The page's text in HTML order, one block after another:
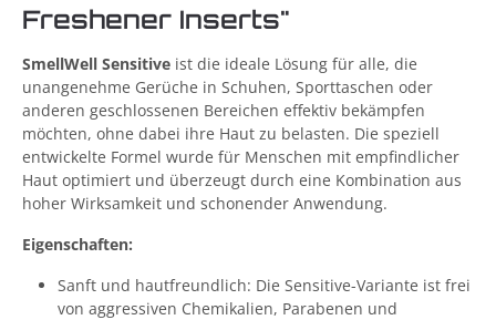
Freshener Inserts"
SmellWell Sensitive ist die ideale Lösung für alle, die
unangenehme Gerüche in Schuhen, Sporttaschen oder
anderen geschlossenen Bereichen effektiv bekämpfen
möchten, ohne dabei ihre Haut zu belasten. Die speziell
entwickelte Formel wurde für Menschen mit empfindlicher
Haut optimiert und überzeugt durch eine Kombination aus
hoher Wirksamkeit und schonender Anwendung.
Eigenschaften:
Sanft und hautfreundlich: Die Sensitive-Variante ist frei
von aggressiven Chemikalien, Parabenen und